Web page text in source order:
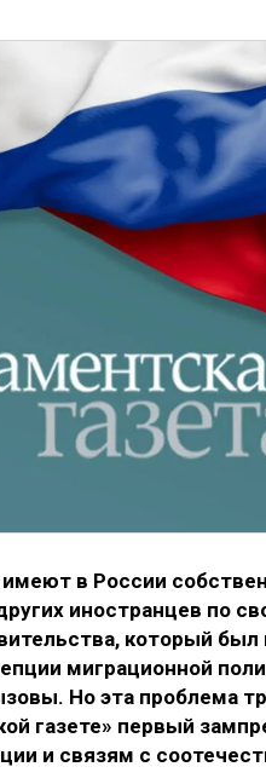
в России
иностранцев по
который
миграционной
Но эта проблема
газете» первый
и связям с